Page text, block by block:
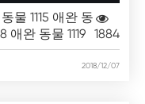
물 1115 애완 동
애완 동물 1119 1884
2018/12/07